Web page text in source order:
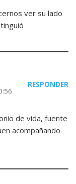
ver su lado
RESPONDER
de vida, fuente
acompañando